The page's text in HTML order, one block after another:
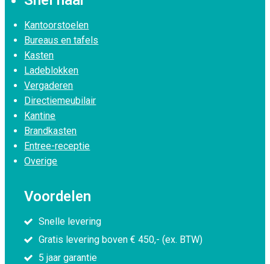
Kantoorstoelen
Bureaus en tafels
Kasten
Ladeblokken
Vergaderen
Directiemeubilair
Kantine
Brandkasten
Entree-receptie
Overige
Voordelen
Snelle levering
Gratis levering boven € 450,- (ex. BTW)
5 jaar garantie